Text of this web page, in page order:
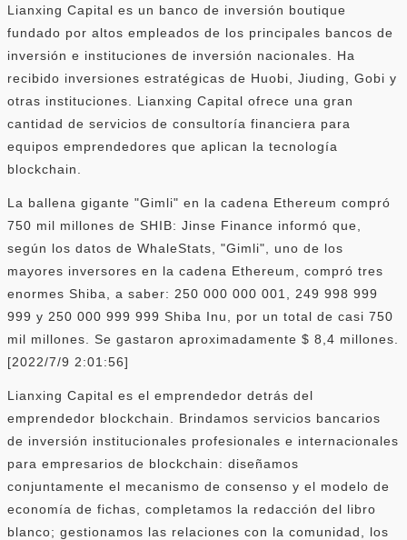
Lianxing Capital es un banco de inversión boutique
fundado por altos empleados de los principales bancos de
inversión e instituciones de inversión nacionales. Ha
recibido inversiones estratégicas de Huobi, Jiuding, Gobi y
otras instituciones. Lianxing Capital ofrece una gran
cantidad de servicios de consultoría financiera para
equipos emprendedores que aplican la tecnología
blockchain.
La ballena gigante "Gimli" en la cadena Ethereum compró
750 mil millones de SHIB: Jinse Finance informó que,
según los datos de WhaleStats, "Gimli", uno de los
mayores inversores en la cadena Ethereum, compró tres
enormes Shiba, a saber: 250 000 000 001, 249 998 999
999 y 250 000 999 999 Shiba Inu, por un total de casi 750
mil millones. Se gastaron aproximadamente $ 8,4 millones.
[2022/7/9 2:01:56]
Lianxing Capital es el emprendedor detrás del
emprendedor blockchain. Brindamos servicios bancarios
de inversión institucionales profesionales e internacionales
para empresarios de blockchain: diseñamos
conjuntamente el mecanismo de consenso y el modelo de
economía de fichas, completamos la redacción del libro
blanco; gestionamos las relaciones con la comunidad, los